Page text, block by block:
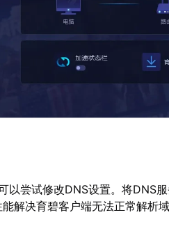
以尝试修改DNS设置。将DNS
解决育碧客户端无法正常解析